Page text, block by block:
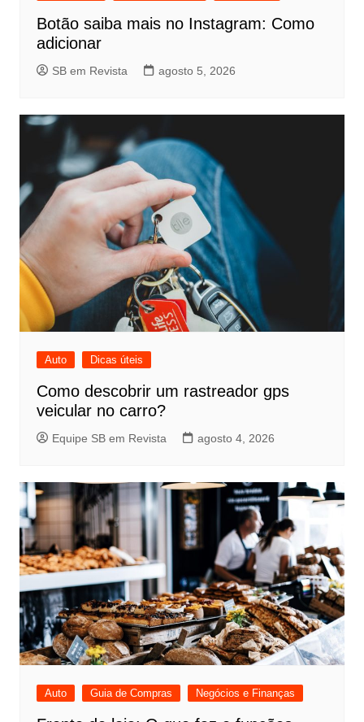
Botão saiba mais no Instagram: Como
adicionar
SB em Revista agosto 5, 2026
Auto Dicas úteis
Como descobrir um rastreador gps
veicular no carro?
Equipe SB em Revista agosto 4, 2026
Auto Guia de Compras Negócios e Finanças